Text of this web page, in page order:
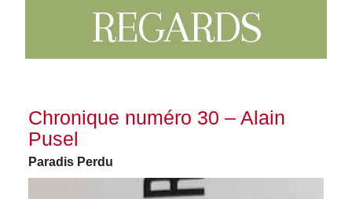
REGARDS
Chronique numéro 30 – Alain
Pusel
Paradis Perdu